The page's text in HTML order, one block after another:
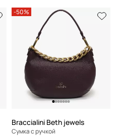
-50%
Braccialini Beth jewels
Сумка с ручкой